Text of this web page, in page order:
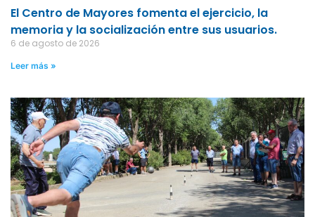
El Centro de Mayores fomenta el ejercicio, la
memoria y la socialización entre sus usuarios.
6 de agosto de 2026
Leer más »